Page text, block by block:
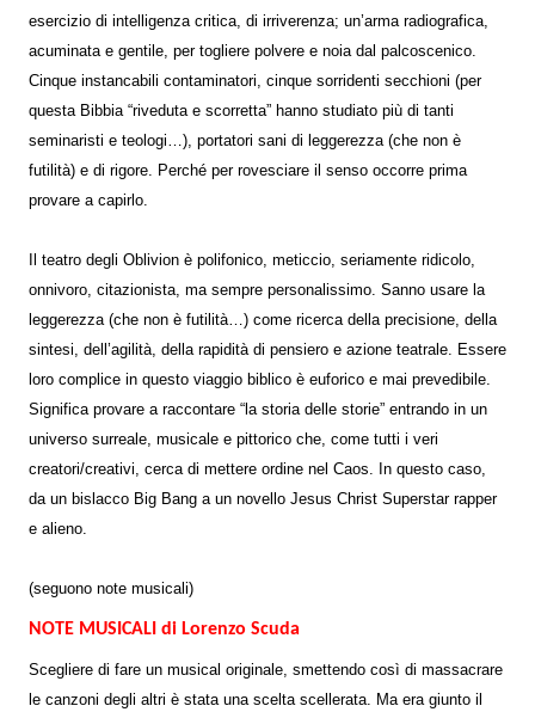
esercizio di intelligenza critica, di irriverenza; un’arma radiografica,
acuminata e gentile, per togliere polvere e noia dal palcoscenico.
Cinque instancabili contaminatori, cinque sorridenti secchioni (per
questa Bibbia “riveduta e scorretta” hanno studiato più di tanti
seminaristi e teologi…), portatori sani di leggerezza (che non è
futilità) e di rigore. Perché per rovesciare il senso occorre prima
provare a capirlo.
Il teatro degli Oblivion è polifonico, meticcio, seriamente ridicolo,
onnivoro, citazionista, ma sempre personalissimo. Sanno usare la
leggerezza (che non è futilità…) come ricerca della precisione, della
sintesi, dell’agilità, della rapidità di pensiero e azione teatrale. Essere
loro complice in questo viaggio biblico è euforico e mai prevedibile.
Significa provare a raccontare “la storia delle storie” entrando in un
universo surreale, musicale e pittorico che, come tutti i veri
creatori/creativi, cerca di mettere ordine nel Caos. In questo caso,
da un bislacco Big Bang a un novello Jesus Christ Superstar rapper
e alieno.
(seguono note musicali)
NOTE MUSICALI di Lorenzo Scuda
Scegliere di fare un musical originale, smettendo così di massacrare
le canzoni degli altri è stata una scelta scellerata. Ma era giunto il